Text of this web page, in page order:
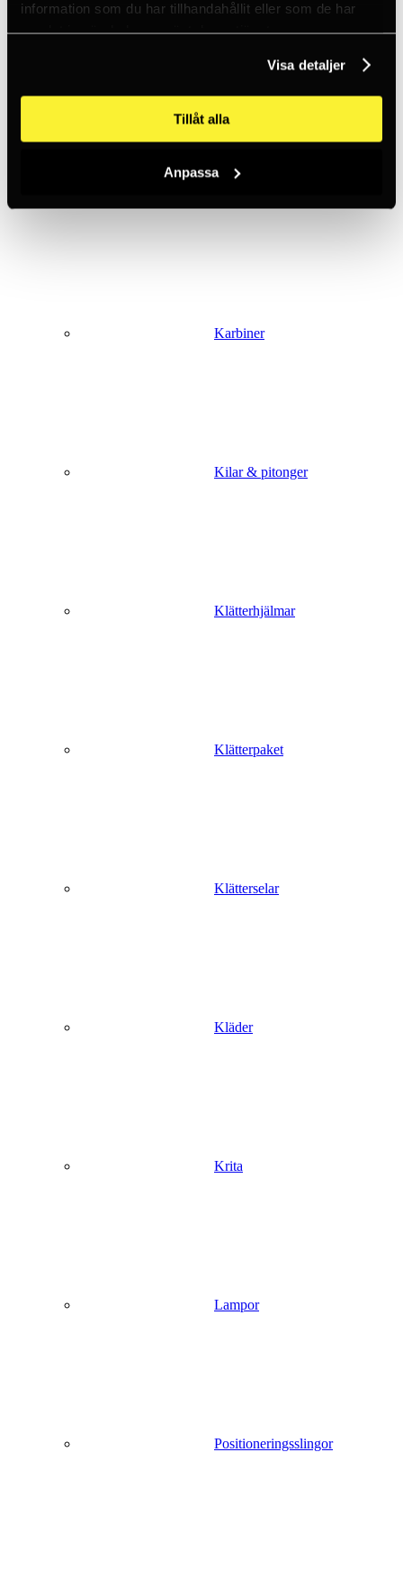
information som du har tillhandahållit eller som de har
samlat in när du har använt deras tjänster.
Visa detaljer
Tillåt alla
Anpassa
Karbiner
Kilar & pitonger
Klätterhjälmar
Klätterpaket
Klätterselar
Kläder
Krita
Lampor
Positioneringsslingor